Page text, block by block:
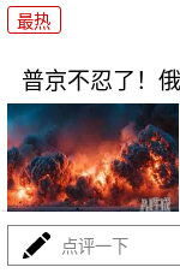
最热
普京不忍了！
最热 点评一下